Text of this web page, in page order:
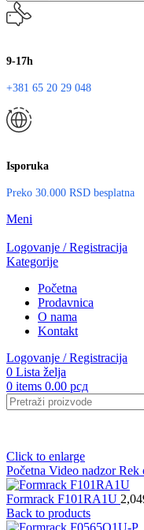
9-17h
+381 65 20 29 048
Isporuka
Preko 30.000 RSD besplatna
Meni
Logovanje / Registracija
Kategorije
Početna
Prodavnica
O nama
Kontakt
Logovanje / Registracija
0 Lista želja
0 items 0.00 рсд
Click to enlarge
Početna Video nadzorRek
Formrack F101RA1U
Back to products